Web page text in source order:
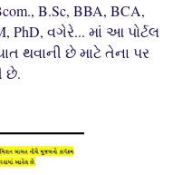
B.Sc, BBA, BCA,
PhD, વગેરે... માં આ પોર્ટલ
થવાની છે માટે તેના પર
છે.